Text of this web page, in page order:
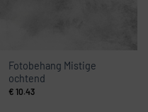
Fotobehang Mistige
ochtend
€ 10.43